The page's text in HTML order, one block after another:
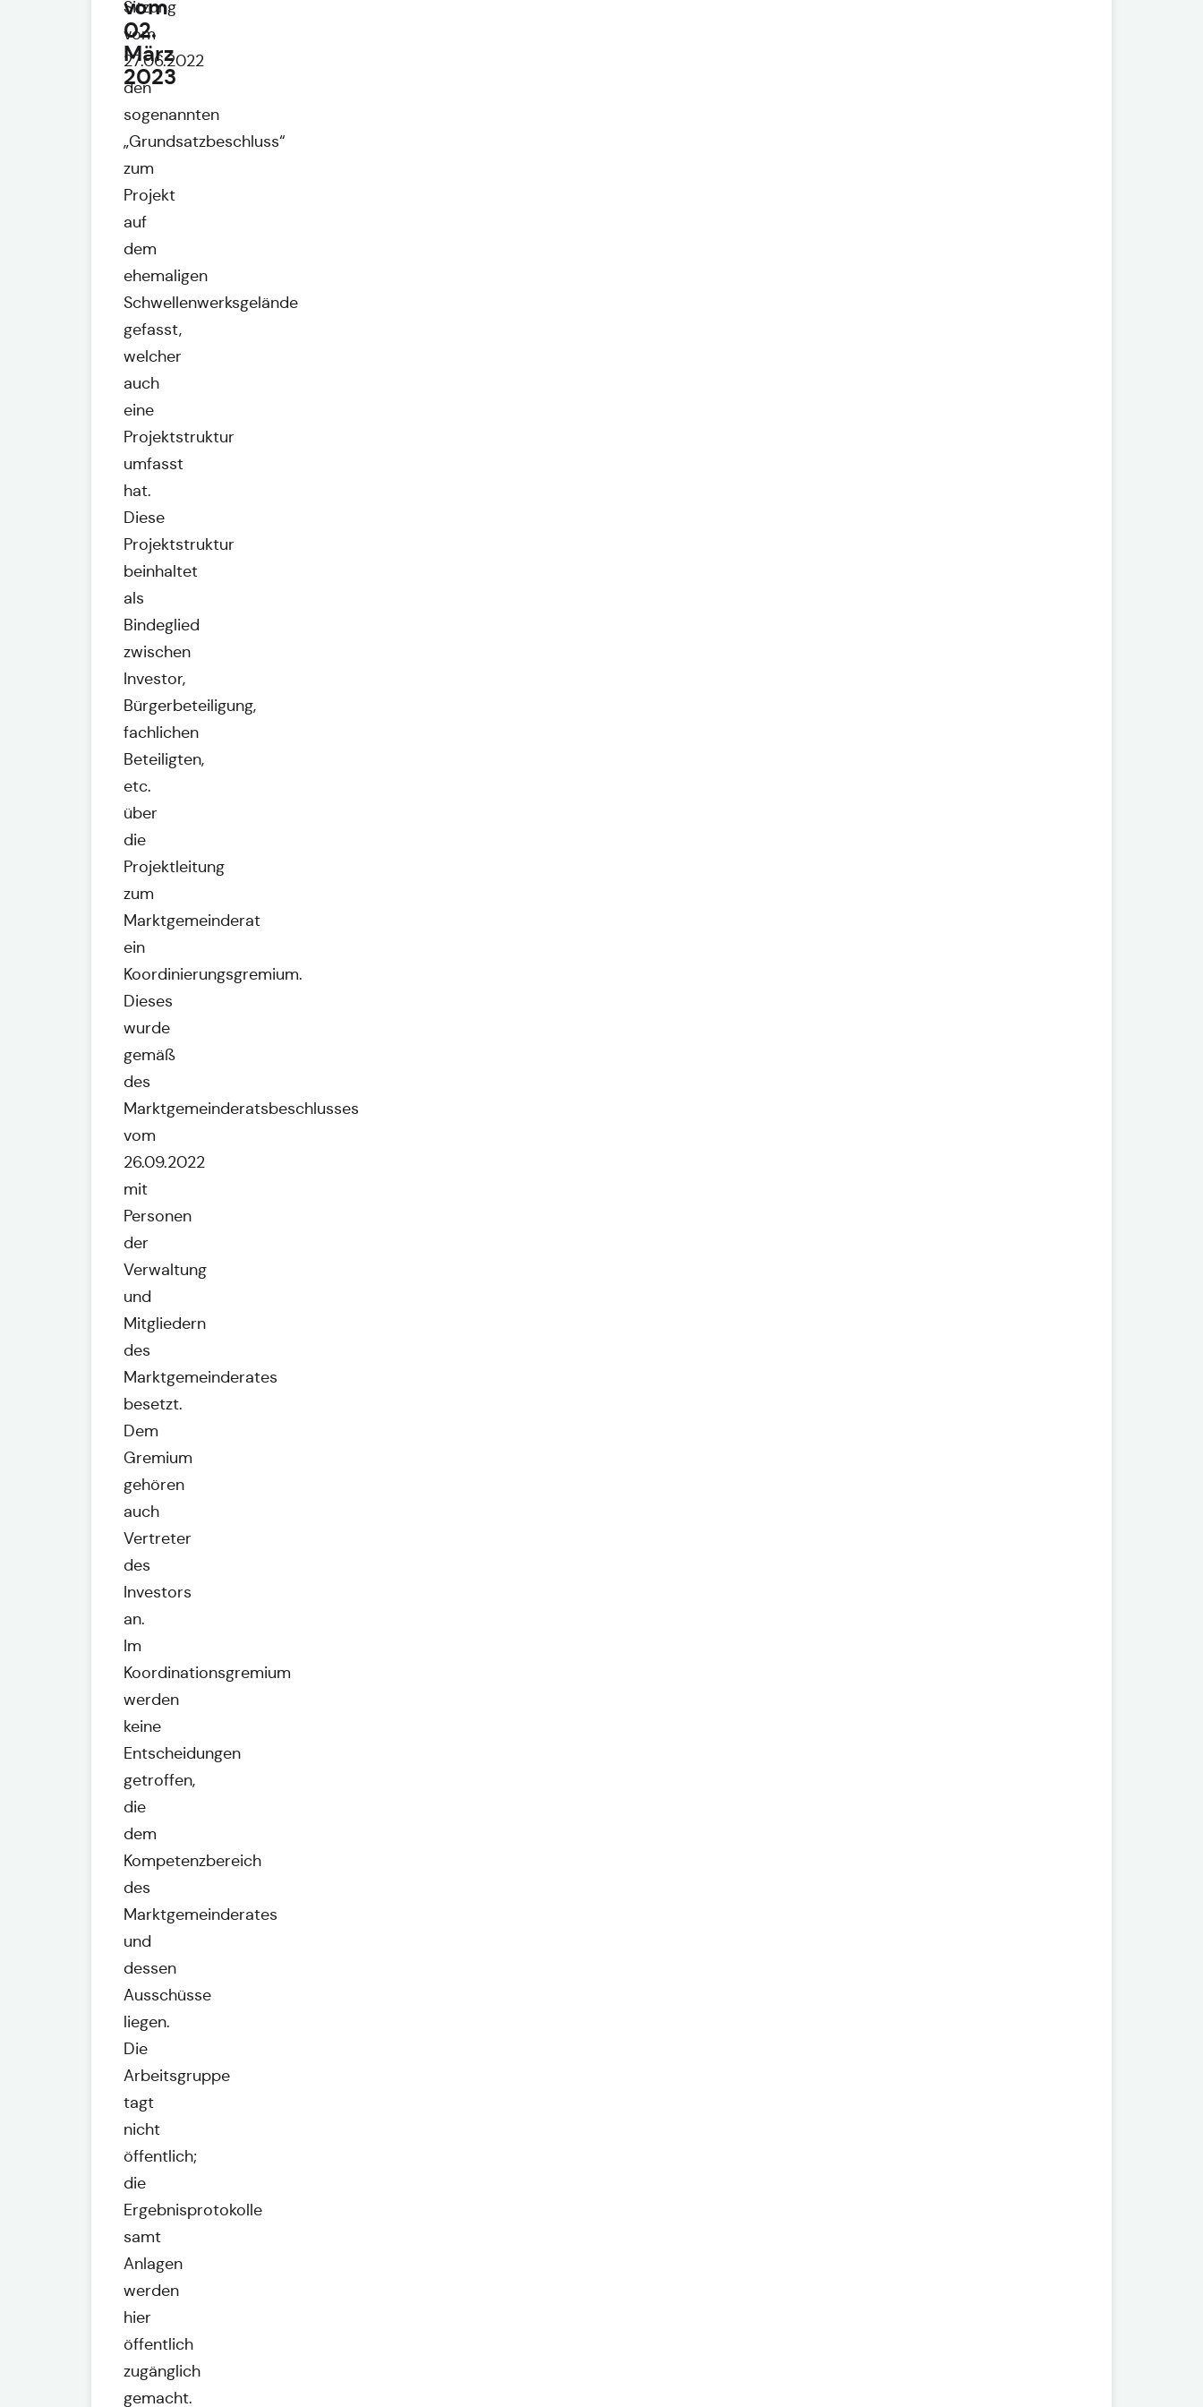
vom
02.
März
2023
Sitzung
vom
27.06.2022
den
sogenannten
„Grundsatzbeschluss“
zum
Projekt
auf
dem
ehemaligen
Schwellenwerksgelände
gefasst,
welcher
auch
eine
Projektstruktur
umfasst
hat.
Diese
Projektstruktur
beinhaltet
als
Bindeglied
zwischen
Investor,
Bürgerbeteiligung,
fachlichen
Beteiligten,
etc.
über
die
Projektleitung
zum
Marktgemeinderat
ein
Koordinierungsgremium.
Dieses
wurde
gemäß
des
Marktgemeinderatsbeschlusses
vom
26.09.2022
mit
Personen
der
Verwaltung
und
Mitgliedern
des
Marktgemeinderates
besetzt.
Dem
Gremium
gehören
auch
Vertreter
des
Investors
an.
Im
Koordinationsgremium
werden
keine
Entscheidungen
getroffen,
die
dem
Kompetenzbereich
des
Marktgemeinderates
und
dessen
Ausschüsse
liegen.
Die
Arbeitsgruppe
tagt
nicht
öffentlich;
die
Ergebnisprotokolle
samt
Anlagen
werden
hier
öffentlich
zugänglich
gemacht.